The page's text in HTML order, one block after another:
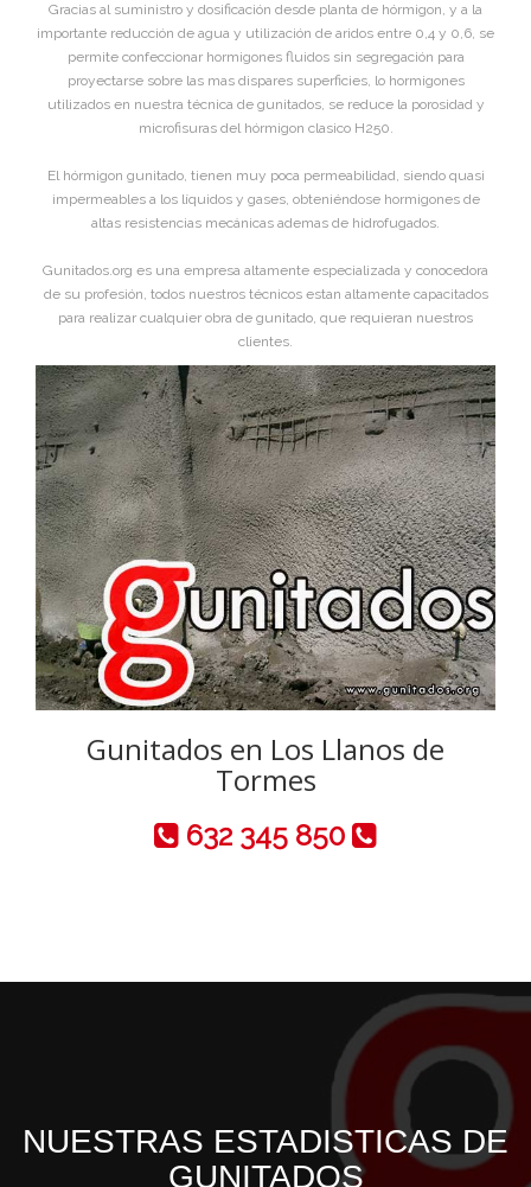
Gracias al suministro y dosificación desde planta de hórmigon, y a la
importante reducción de agua y utilización de aridos entre 0,4 y 0,6, se
permite confeccionar hormigones fluidos sin segregación para
proyectarse sobre las mas dispares superficies, lo hormigones
utilizados en nuestra técnica de gunitados, se reduce la porosidad y
microfisuras del hórmigon clasico H250.
El hórmigon gunitado, tienen muy poca permeabilidad, siendo quasi
impermeables a los líquidos y gases, obteniéndose hormigones de
altas resistencias mecánicas ademas de hidrofugados.
Gunitados.org es una empresa altamente especializada y conocedora
de su profesión, todos nuestros técnicos estan altamente capacitados
para realizar cualquier obra de gunitado, que requieran nuestros
clientes.
Gunitados en Los Llanos de
Tormes
632 345 850
NUESTRAS ESTADISTICAS DE
GUNITADOS